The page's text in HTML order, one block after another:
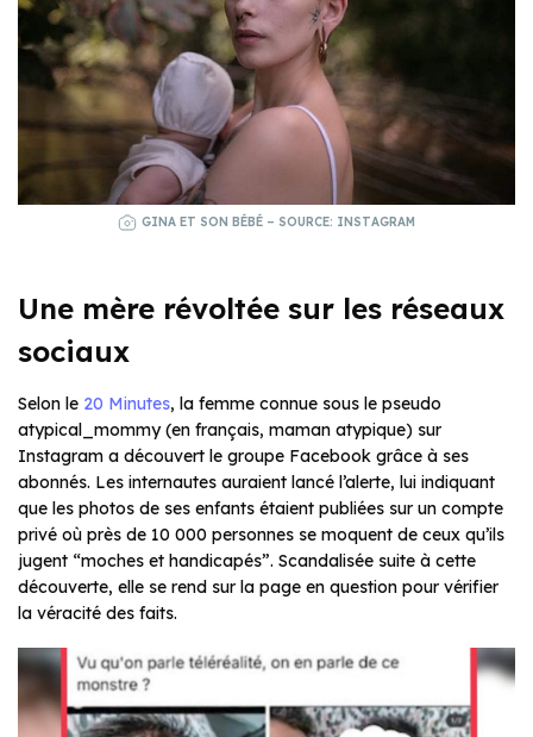
GINA ET SON BÉBÉ – SOURCE: INSTAGRAM
Une mère révoltée sur les réseaux
sociaux
Selon le 20 Minutes, la femme connue sous le pseudo
atypical_mommy (en français, maman atypique) sur
Instagram a découvert le groupe Facebook grâce à ses
abonnés. Les internautes auraient lancé l’alerte, lui indiquant
que les photos de ses enfants étaient publiées sur un compte
privé où près de 10 000 personnes se moquent de ceux qu’ils
jugent “moches et handicapés”. Scandalisée suite à cette
découverte, elle se rend sur la page en question pour vérifier
la véracité des faits.